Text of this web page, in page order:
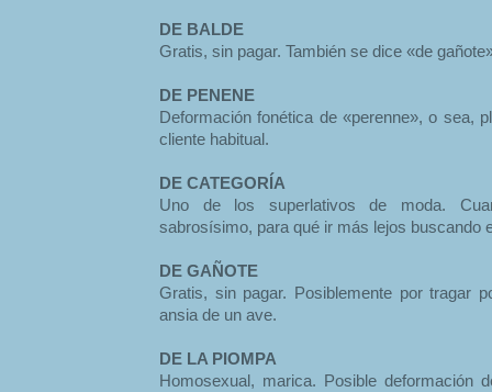
DE BALDE
Gratis, sin pagar. También se dice «de
DE PENENE
Deformación fonética de «perenne», o sea,
cliente habitual.
DE CATEGORÍA
Uno de los superlativos de moda.
sabrosísimo, para qué ir más lejos buscando
DE GAÑOTE
Gratis, sin pagar. Posiblemente por tragar
ansia de un ave.
DE LA PIOMPA
Homosexual, marica. Posible deformación